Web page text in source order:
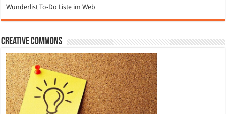
WunderlistTo-Do Liste im Web
Creative Commons